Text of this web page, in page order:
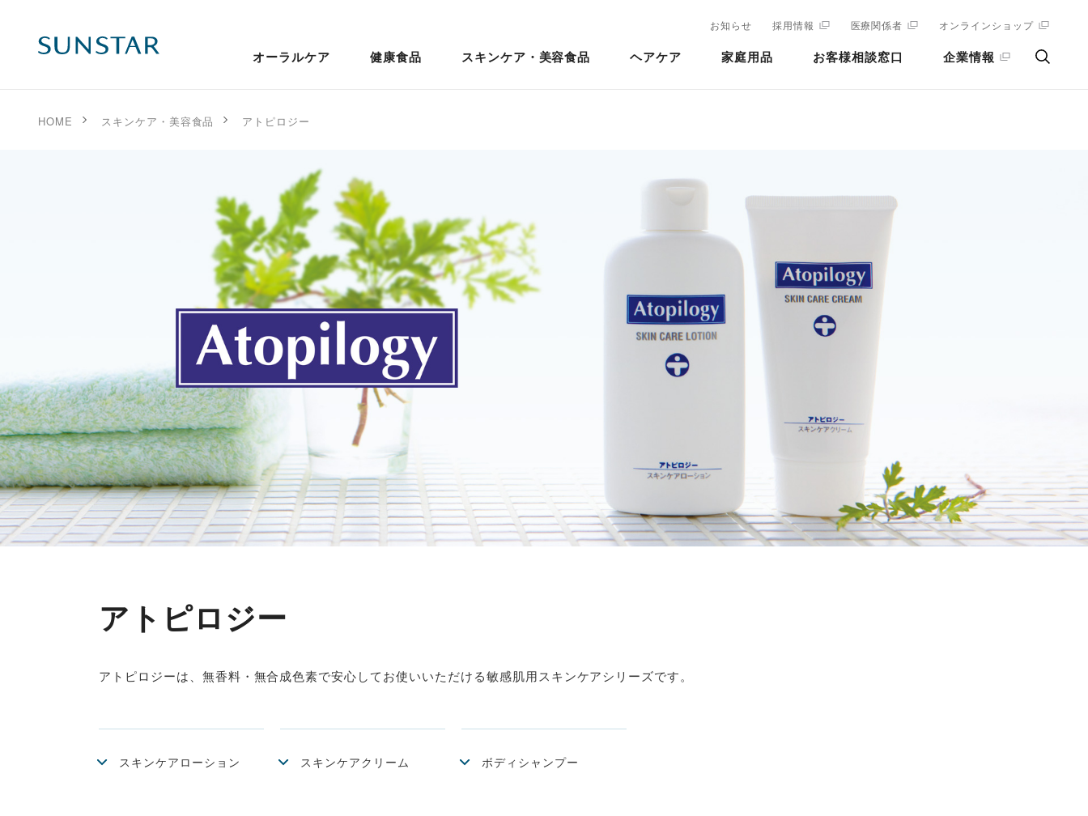
お知らせ 採用情報 医療関係者 オンラインショップ
オーラルケア 健康食品 スキンケア・美容食品 ヘアケア 家庭用品 お客様相談窓口 企業情報
HOME スキンケア・美容食品 アトピロジー
アトピロジー
アトピロジーは、無香料・無合成色素で安心してお使いいただける敏感肌用スキンケアシリーズです。
スキンケアローション スキンケアクリーム ボディシャンプー